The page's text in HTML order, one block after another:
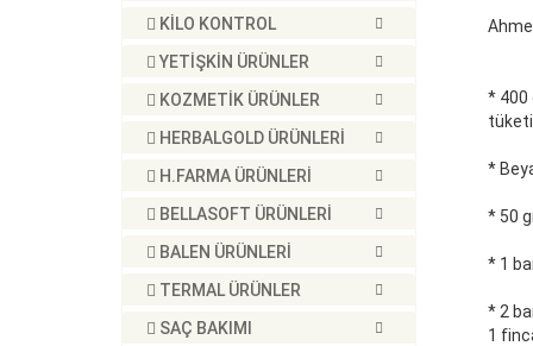
KİLO KONTROL
YETİŞKİN ÜRÜNLER
KOZMETİK ÜRÜNLER
HERBALGOLD ÜRÜNLERİ
H.FARMA ÜRÜNLERİ
BELLASOFT ÜRÜNLERİ
BALEN ÜRÜNLERİ
TERMAL ÜRÜNLER
SAÇ BAKIMI
* 400
*
* 50
* 1
* 2
1